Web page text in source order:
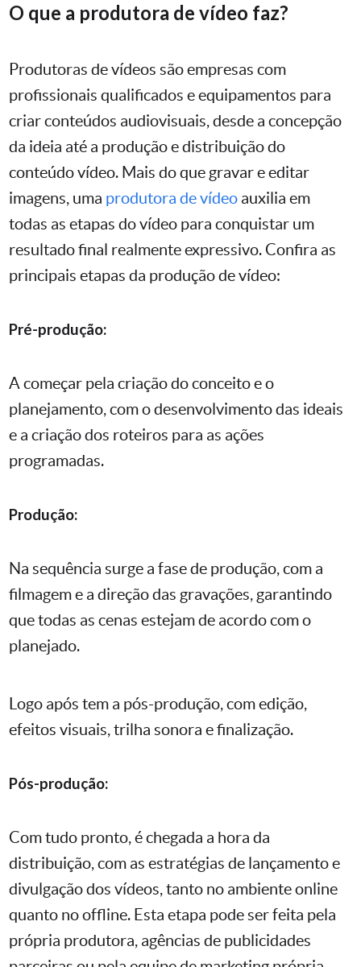
O que a produtora de vídeo faz?
Produtoras de vídeos são empresas com
profissionais qualificados e equipamentos para
criar conteúdos audiovisuais, desde a concepção
da ideia até a produção e distribuição do
conteúdo vídeo. Mais do que gravar e editar
imagens, uma produtora de vídeo auxilia em
todas as etapas do vídeo para conquistar um
resultado final realmente expressivo. Confira as
principais etapas da produção de vídeo:
Pré-produção:
A começar pela criação do conceito e o
planejamento, com o desenvolvimento das ideais
e a criação dos roteiros para as ações
programadas.
Produção:
Na sequência surge a fase de produção, com a
filmagem e a direção das gravações, garantindo
que todas as cenas estejam de acordo com o
planejado.
Logo após tem a pós-produção, com edição,
efeitos visuais, trilha sonora e finalização.
Pós-produção:
Com tudo pronto, é chegada a hora da
distribuição, com as estratégias de lançamento e
divulgação dos vídeos, tanto no ambiente online
quanto no offline. Esta etapa pode ser feita pela
própria produtora, agências de publicidades